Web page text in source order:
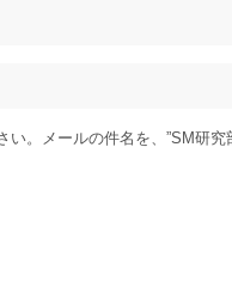
。メールの件名を、”SM研究